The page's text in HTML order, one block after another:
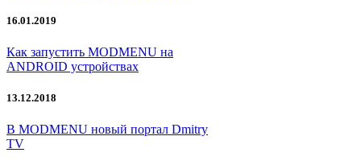
16.01.2019
Как запустить MODMENU на
ANDROID устройствах
13.12.2018
В MODMENU новый портал Dmitry
TV